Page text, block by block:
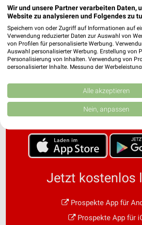
Noch mehr
der weekli
Jetzt kostenlos
Prospekte App für
Prospekte App für
Wir und unsere Partner verarbeiten Daten,
Website zu analysieren und Folgendes zu
Speichern von oder Zugriff auf Informationen auf
Verwendung reduzierter Daten zur Auswahl von
von Profilen für personalisierte Werbung.
Auswahl personalisierter Werbung. Erstellung von
Personalisierung von Inhalten. Verwendung von
personalisierter Inhalte. Messung der
Kombinationen von Daten aus verschiedenen
Verbesserung der Angebote. Verwendung
von Inhalten.
Daten können außerhalb der Europäischen Union
Website/App.
Partnerliste anzeigen (1 IAB-Anbieter)
Wir nutzen Ihre Daten für folgende Zwecke:
Speichern von oder Zugriff auf
Alle akzeptieren
Nein, anpassen